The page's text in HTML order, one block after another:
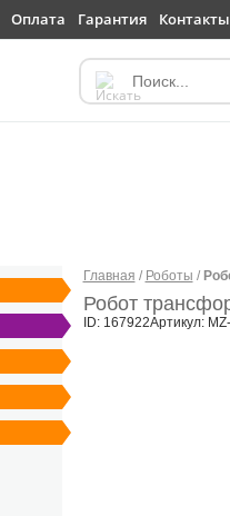
Оплата Гарантия Контакты
Главная / Роботы /
Робот
ID: 167922Артикул: